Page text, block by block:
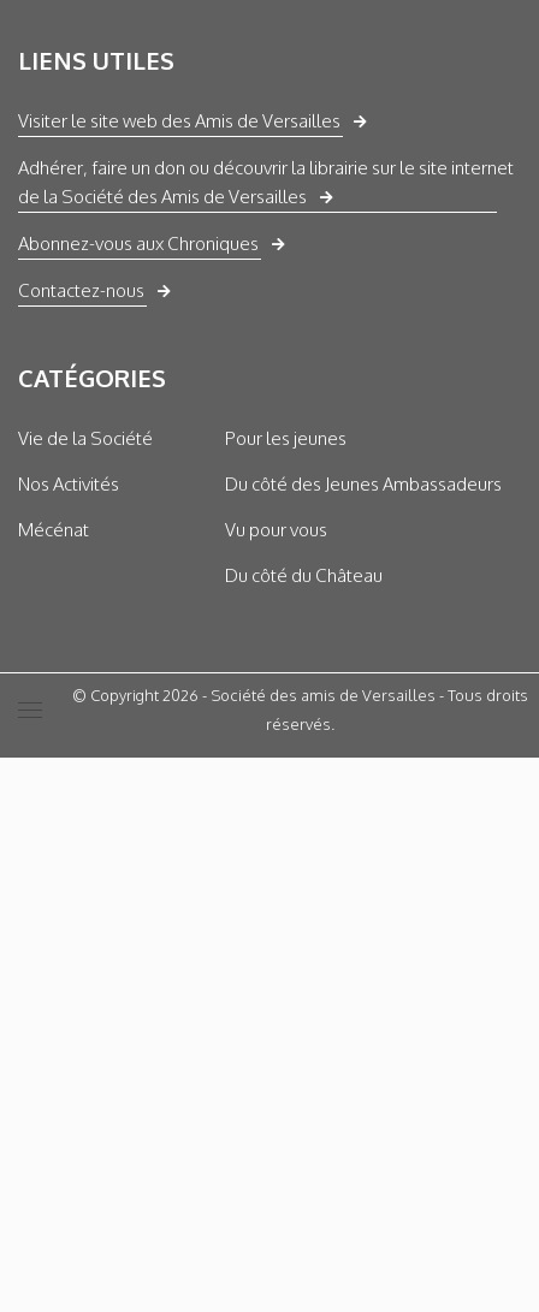
LIENS UTILES
Visiter le site web des Amis de Versailles
Adhérer, faire un don ou découvrir la librairie sur le site internet
de la Société des Amis de Versailles
Abonnez-vous aux Chroniques
Contactez-nous
CATÉGORIES
Vie de la Société
Nos Activités
Mécénat
Pour les jeunes
Du côté des Jeunes Ambassadeurs
Vu pour vous
Du côté du Château
© Copyright 2026 - Société des amis de Versailles - Tous droits
réservés.